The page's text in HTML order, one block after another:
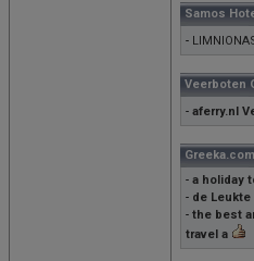
Samos
-
Veerboten
- aferry.nl
Greeka.com
- a holiday
- de
- the best
travel a